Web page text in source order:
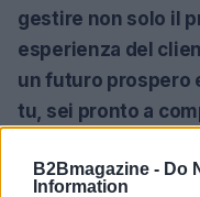
B2Bmagazine - Do
Information
gestire non solo il
esperienza del
un futuro prospero
tu, sei pronto a